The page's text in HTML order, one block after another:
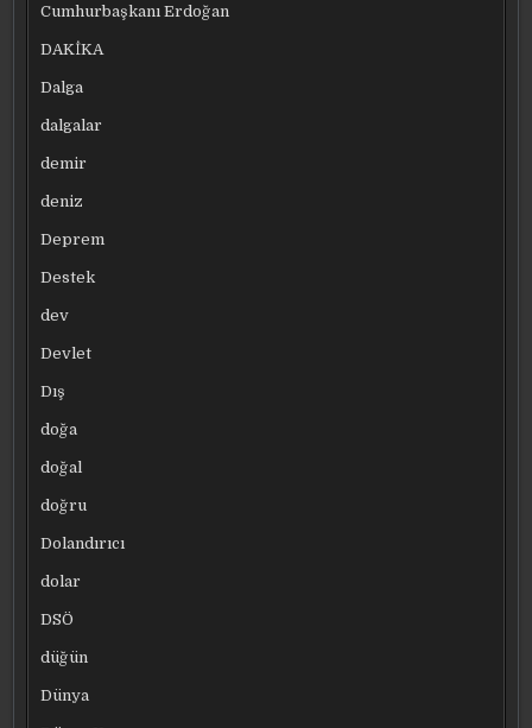
Cumhurbaşkanı Erdoğan
DAKİKA
Dalga
dalgalar
demir
deniz
Deprem
Destek
dev
Devlet
Dış
doğa
doğal
doğru
Dolandırıcı
dolar
DSÖ
düğün
Dünya